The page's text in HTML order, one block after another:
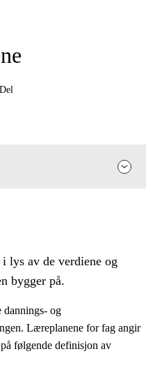
Del
lys av de verdiene og
bygger på.
dannings- og
Læreplanene for fag angir
følgende definisjon av